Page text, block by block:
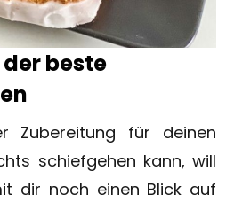
beste
Zubereitung für deinen
schiefgehen kann, will
dir noch einen Blick auf